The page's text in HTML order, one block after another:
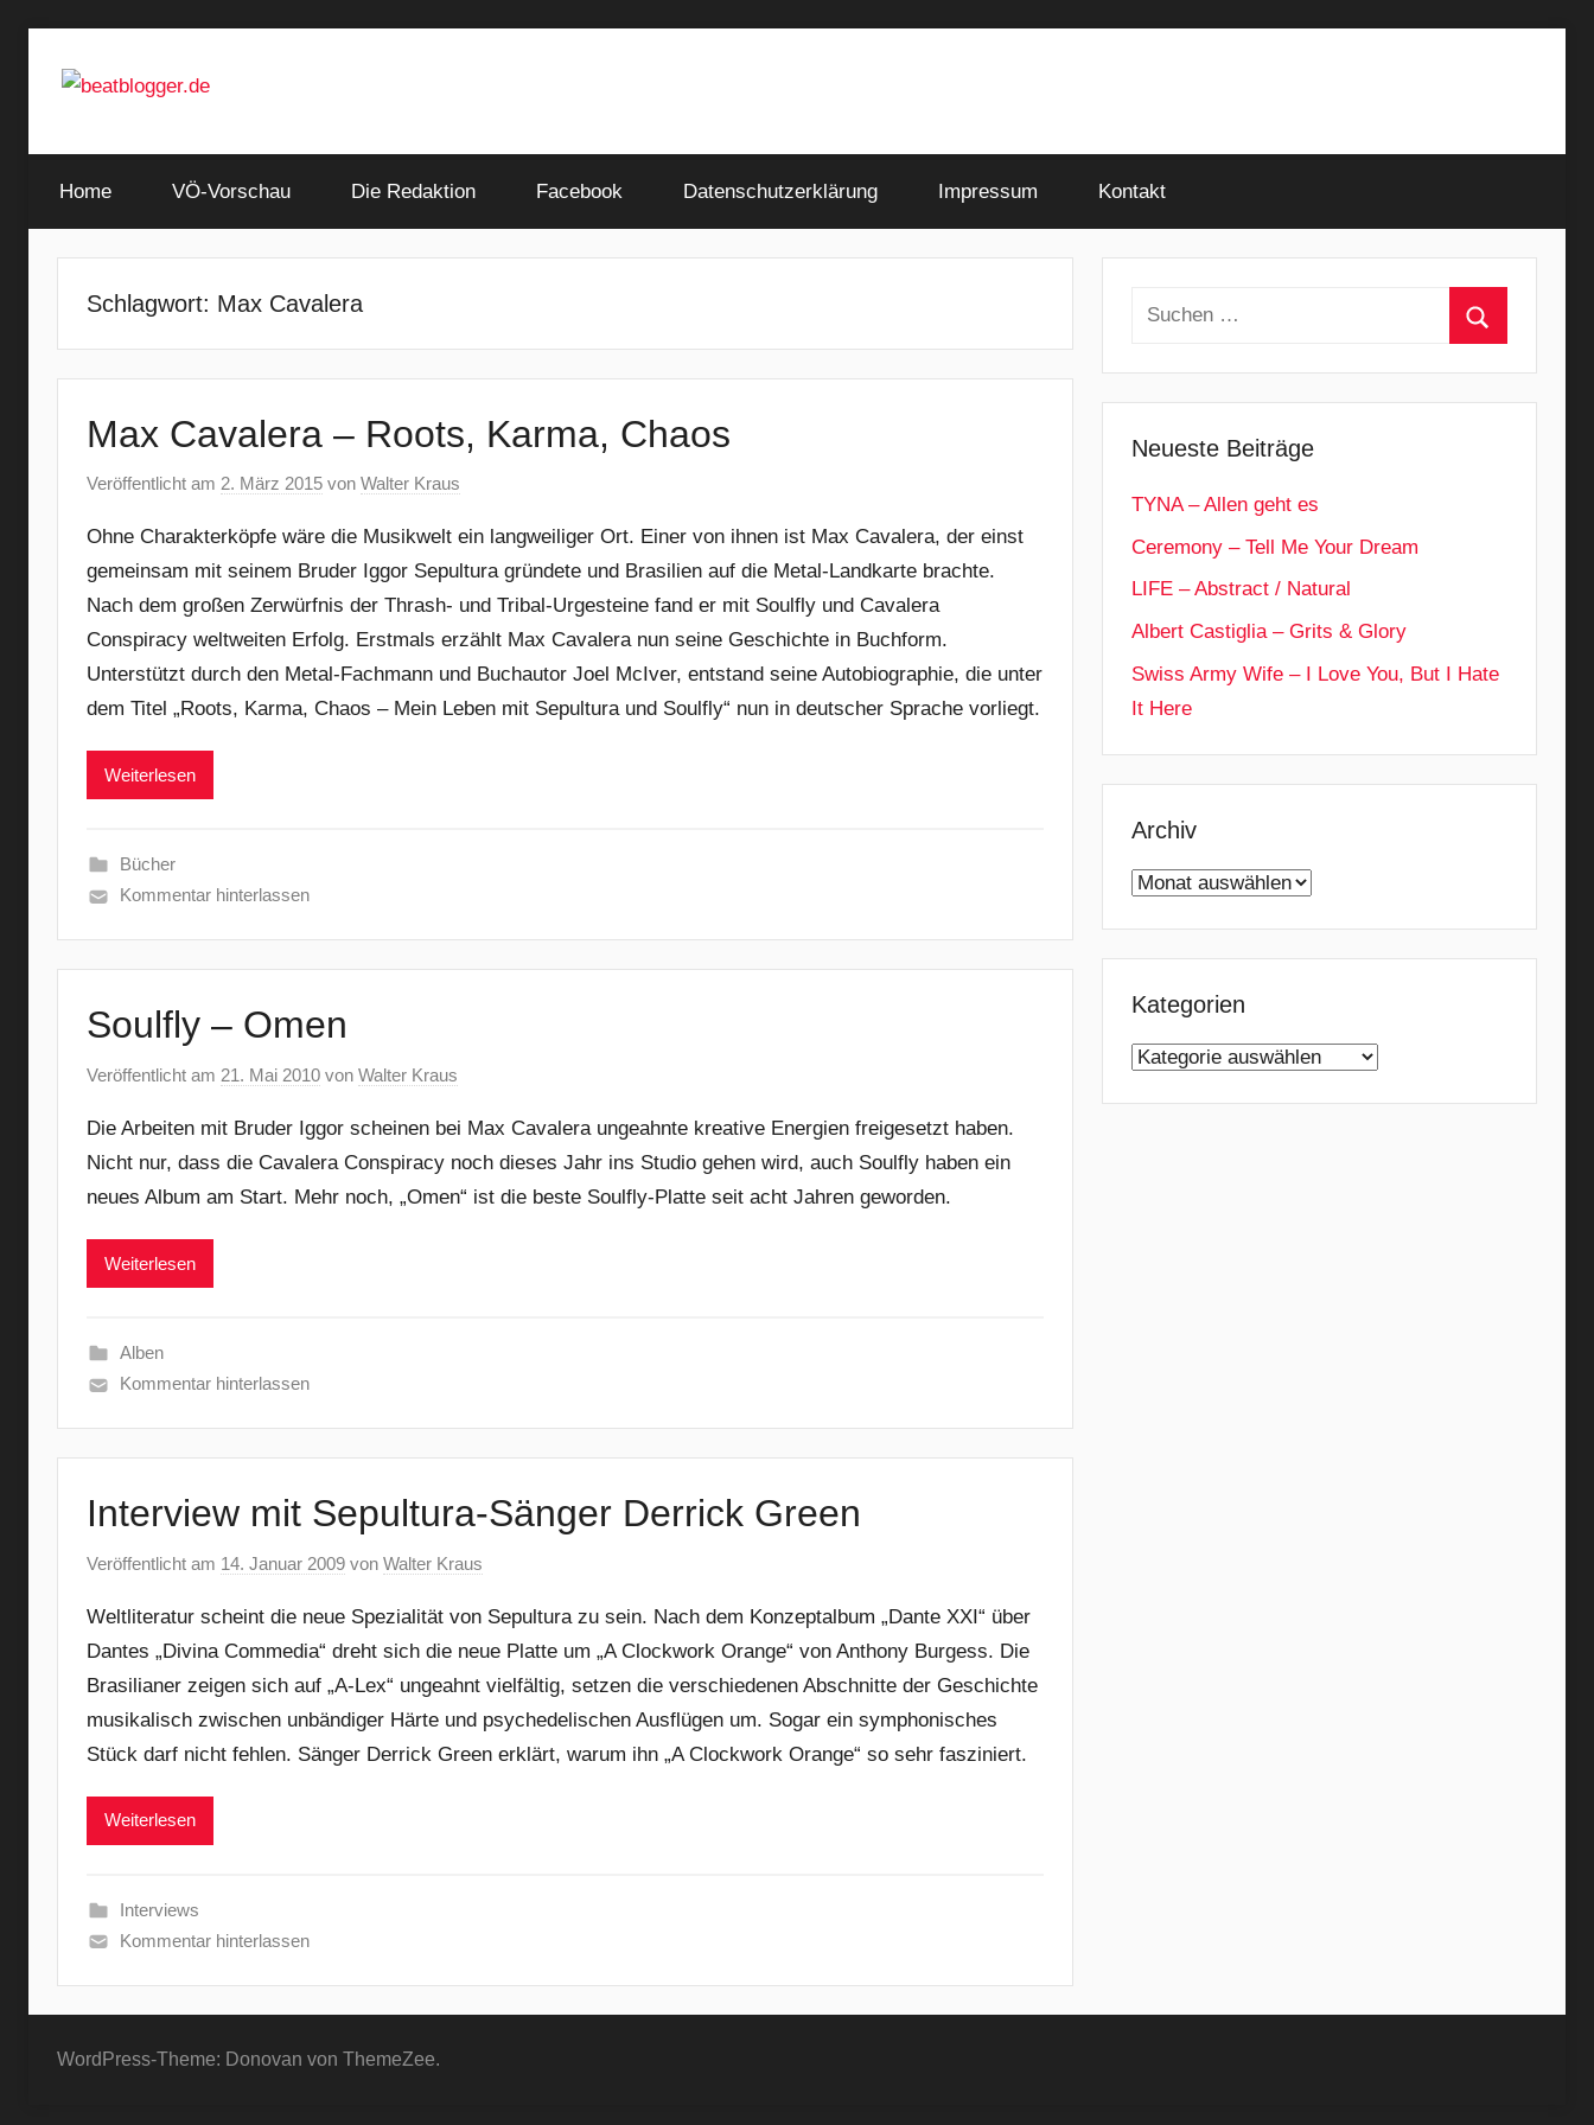
Inhalt
beatblogger.de
and
the
Home VÖ-Vorschau Die Redaktion Facebook Datenschutzerklärung Impressum Kontakt
Schlagwort: Max Cavalera
Max Cavalera – Roots, Karma, Chaos
Veröffentlicht am 2. März 2015 von Walter Kraus
Ohne Charakterköpfe wäre die Musikwelt ein langweiliger Ort. Einer von ihnen ist Max Cavalera, der einst
gemeinsam mit seinem Bruder Iggor Sepultura gründete und Brasilien auf die Metal-Landkarte brachte.
Nach dem großen Zerwürfnis der Thrash- und Tribal-Urgesteine fand er mit Soulfly und Cavalera
Conspiracy weltweiten Erfolg. Erstmals erzählt Max Cavalera nun seine Geschichte in Buchform.
Unterstützt durch den Metal-Fachmann und Buchautor Joel McIver, entstand seine Autobiographie, die unter
dem Titel „Roots, Karma, Chaos – Mein Leben mit Sepultura und Soulfly“ nun in deutscher Sprache vorliegt.
Weiterlesen
Bücher
Kommentar hinterlassen
Soulfly – Omen
Veröffentlicht am 21. Mai 2010 von Walter Kraus
Die Arbeiten mit Bruder Iggor scheinen bei Max Cavalera ungeahnte kreative Energien freigesetzt haben.
Nicht nur, dass die Cavalera Conspiracy noch dieses Jahr ins Studio gehen wird, auch Soulfly haben ein
neues Album am Start. Mehr noch, „Omen“ ist die beste Soulfly-Platte seit acht Jahren geworden.
Weiterlesen
Alben
Kommentar hinterlassen
Interview mit Sepultura-Sänger Derrick Green
Veröffentlicht am 14. Januar 2009 von Walter Kraus
Weltliteratur scheint die neue Spezialität von Sepultura zu sein. Nach dem Konzeptalbum „Dante XXI“ über
Dantes „Divina Commedia“ dreht sich die neue Platte um „A Clockwork Orange“ von Anthony Burgess. Die
Brasilianer zeigen sich auf „A-Lex“ ungeahnt vielfältig, setzen die verschiedenen Abschnitte der Geschichte
musikalisch zwischen unbändiger Härte und psychedelischen Ausflügen um. Sogar ein symphonisches
Stück darf nicht fehlen. Sänger Derrick Green erklärt, warum ihn „A Clockwork Orange“ so sehr fasziniert.
Weiterlesen
Interviews
Kommentar hinterlassen
Suchen
Neueste Beiträge
TYNA – Allen geht es
Ceremony – Tell Me Your Dream
LIFE – Abstract / Natural
Albert Castiglia – Grits & Glory
Swiss Army Wife – I Love You, But I Hate
It Here
Archiv
Archiv
Kategorien
Kategorien
WordPress-Theme: Donovan von ThemeZee.